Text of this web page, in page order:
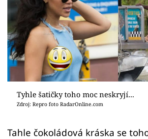
Sex a vztahy
Videa
Sledujte prima+
Přihlášení
Sledujte nás
Tyhle šatičky toho moc neskryjí...
Zdroj: Repro foto RadarOnline.com
Tahle čokoládová kráska se